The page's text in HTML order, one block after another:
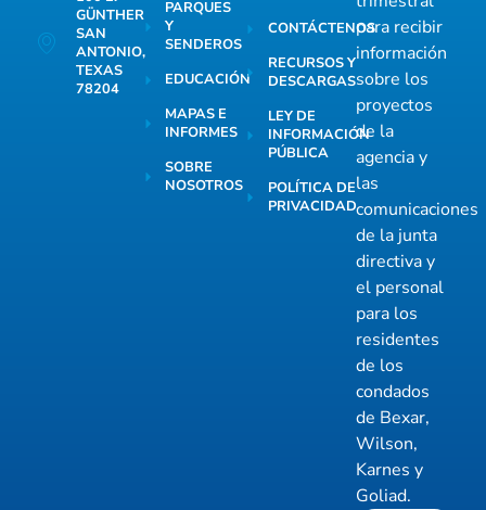
GÜNTHER
SAN
ANTONIO,
TEXAS
78204
PARQUES
Y
SENDEROS
EDUCACIÓN
MAPAS E
INFORMES
SOBRE
NOSOTROS
CONTÁCTENOS
RECURSOS Y
DESCARGAS
LEY DE
INFORMACIÓN
PÚBLICA
POLÍTICA DE
PRIVACIDAD
para recibir
información
sobre los
proyectos
de la
agencia y
las
comunicaciones
de la junta
directiva y
el personal
para los
residentes
de los
condados
de Bexar,
Wilson,
Karnes y
Goliad.